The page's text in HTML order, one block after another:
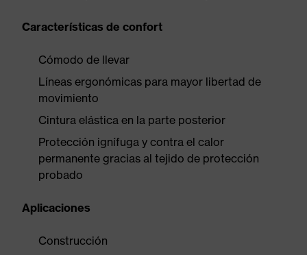
Características de confort
Cómodo de llevar
Líneas ergonómicas para mayor libertad de
movimiento
Cintura elástica en la parte posterior
Protección ignífuga y contra el calor
permanente gracias al tejido de protección
probado
Aplicaciones
Construcción